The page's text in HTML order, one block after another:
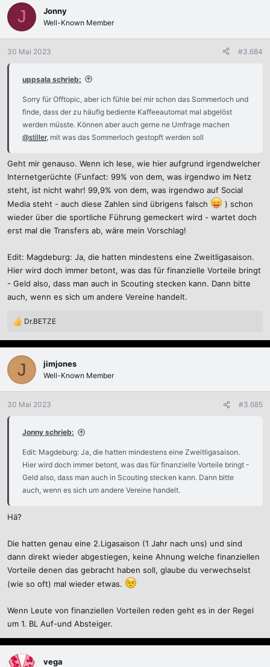
k
i
o
n
J Jonny
Well-Known Member
30 Mai 2023 #3.684
uppsala schrieb:
Sorry für Offtopic, aber ich fühle bei mir schon das Sommerloch und
finde, dass der zu häufig bediente Kaffeeautomat mal abgelöst
werden müsste. Können aber auch gerne ne Umfrage machen
@stiller, mit was das Sommerloch gestopft werden soll
Geht mir genauso. Wenn ich lese, wie hier aufgrund irgendwelcher
Internetgerüchte (Funfact: 99% von dem, was irgendwo im Netz
steht, ist nicht wahr! 99,9% von dem, was irgendwo auf Social
Media steht - auch diese Zahlen sind übrigens falsch
) schon
wieder über die sportliche Führung gemeckert wird - wartet doch
erst mal die Transfers ab, wäre mein Vorschlag!
Edit: Magdeburg: Ja, die hatten mindestens eine Zweitligasaison.
Hier wird doch immer betont, was das für finanzielle Vorteile bringt
- Geld also, dass man auch in Scouting stecken kann. Dann bitte
auch, wenn es sich um andere Vereine handelt.
R
a
k
i
o
n
Dr.BETZE
J jimjones
Well-Known Member
30 Mai 2023 #3.685
Jonny schrieb:
Edit: Magdeburg: Ja, die hatten mindestens eine Zweitligasaison.
Hier wird doch immer betont, was das für finanzielle Vorteile bringt -
Geld also, dass man auch in Scouting stecken kann. Dann bitte
auch, wenn es sich um andere Vereine handelt.
Hä?
Die hatten genau eine 2.Ligasaison (1 Jahr nach uns) und sind
dann direkt wieder abgestiegen, keine Ahnung welche finanziellen
Vorteile denen das gebracht haben soll, glaube du verwechselst
(wie so oft) mal wieder etwas.
Wenn Leute von finanziellen Vorteilen reden geht es in der Regel
um 1. BL Auf-und Absteiger.
vega